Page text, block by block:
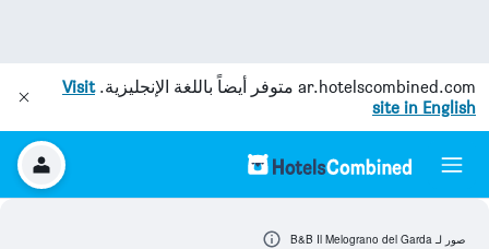
ar.hotelscombined.com متوفر أيضاً باللغة الإنجليزية.Visit
site in English
صور لـ B&B Il Melograno del Garda